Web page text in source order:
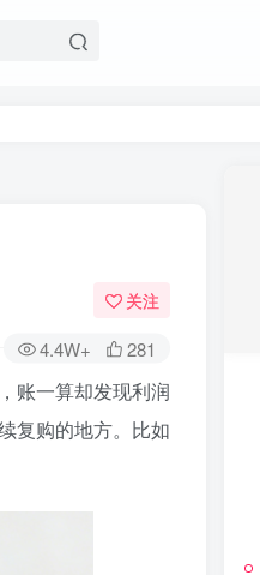
关注
4.4W+ 281
账一算却发现利润
复购的地方。比如